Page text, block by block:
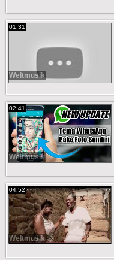
01:31
Weltmusik
02:41
Weltmusik
04:52
Weltmusik